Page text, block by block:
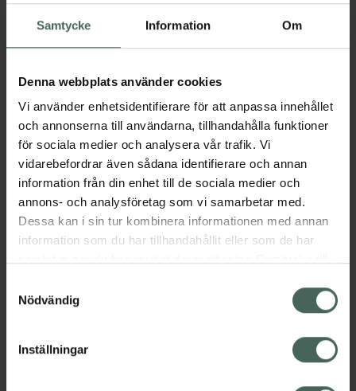
Samtycke Information Om
Denna webbplats använder cookies
Vi använder enhetsidentifierare för att anpassa innehållet
och annonserna till användarna, tillhandahålla funktioner
för sociala medier och analysera vår trafik. Vi
vidarebefordrar även sådana identifierare och annan
information från din enhet till de sociala medier och
annons- och analysföretag som vi samarbetar med.
Dessa kan i sin tur kombinera informationen med annan
information som du har tillhandahållit eller som de har
återkalla ditt samtycke via webbplatsens
cookieinställningar. Ett återkallat samtycke påverkar inte
lagligheten av behandling som skett innan återkallelsen.
Nödvändig
Inställningar
Köp via ditt recept
Beskrivning Dölj
Läs alltid bipacksedeln innan
användning.
EAN:04046222162191
Visa